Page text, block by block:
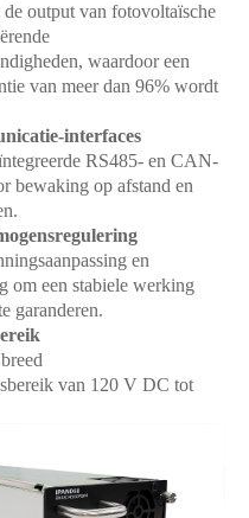
output van fotovoltaïsche
waardoor een
van meer dan 96% wordt
interfaces
RS485- en CAN-
bewaking op afstand en
en
om een ​​stabiele werking
garanderen.
van 120 V DC tot